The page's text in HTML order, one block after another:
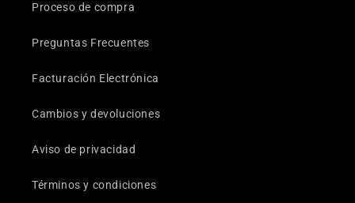
Proceso de compra
Preguntas Frecuentes
Facturación Electrónica
Cambios y devoluciones
Aviso de privacidad
Términos y condiciones